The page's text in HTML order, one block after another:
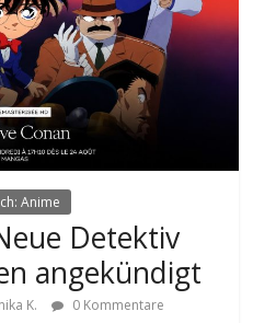
Anime
Detektiv
angekündigt
K. 0 Kommentare